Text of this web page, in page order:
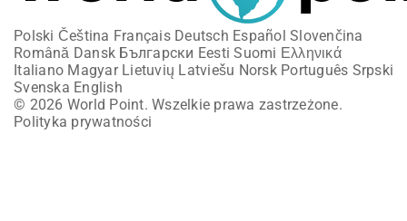
Polski Čeština Français Deutsch Español Slovenčina
Română Dansk Български Eesti Suomi Ελληνικά
Italiano Magyar Lietuvių Latviešu Norsk Português Srpski
Svenska English
© 2026 World Point. Wszelkie prawa zastrzeżone.
Polityka prywatności